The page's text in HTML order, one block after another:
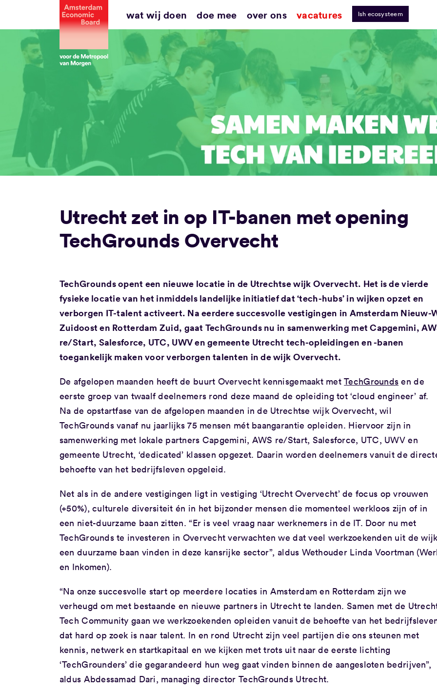
inhoud
wat wij doen doe mee over ons vacatures lsh ecosysteem
Utrecht zet in op IT-banen met opening
TechGrounds Overvecht
TechGrounds opent een nieuwe locatie in de Utrechtse wijk Overvecht. Het is de vierde
fysieke locatie van het inmiddels landelijke initiatief dat ‘tech-hubs’ in wijken opzet en
verborgen IT-talent activeert. Na eerdere succesvolle vestigingen in Amsterdam Nieuw-
Zuidoost en Rotterdam Zuid, gaat TechGrounds nu in samenwerking met Capgemini,
re/Start, Salesforce, UTC, UWV en gemeente Utrecht tech-opleidingen en -banen
toegankelijk maken voor verborgen talenten in de wijk Overvecht.
De afgelopen maanden heeft de buurt Overvecht kennisgemaakt metTechGrounds en de
eerste groep van twaalf deelnemers rond deze maand de opleiding tot ‘cloud engineer’ af.
Na de opstartfase van de afgelopen maanden in de Utrechtse wijk Overvecht, wil
TechGrounds vanaf nu jaarlijks 75 mensen mét baangarantie opleiden. Hiervoor zijn in
samenwerking met lokale partners Capgemini, AWS re/Start, Salesforce, UTC, UWV en
gemeente Utrecht, ‘dedicated’ klassen opgezet. Daarin worden deelnemers vanuit de
behoefte van het bedrijfsleven opgeleid.
Net als in de andere vestigingen ligt in vestiging ‘Utrecht Overvecht’ de focus op vrouwen
(+50%), culturele diversiteit én in het bijzonder mensen die momenteel werkloos zijn of in
een niet-duurzame baan zitten. “Er is veel vraag naar werknemers in de IT. Door nu met
TechGrounds te investeren in Overvecht verwachten we dat veel werkzoekenden uit de wijk
een duurzame baan vinden in deze kansrijke sector”, aldus Wethouder Linda Voortman
en Inkomen).
“Na onze succesvolle start op meerdere locaties in Amsterdam en Rotterdam zijn we
verheugd om met bestaande en nieuwe partners in Utrecht te landen. Samen met de
Tech Community gaan we werkzoekenden opleiden vanuit de behoefte van het
dat hard op zoek is naar talent. In en rond Utrecht zijn veel partijen die ons steunen met
kennis, netwerk en startkapitaal en we kijken met trots uit naar de eerste lichting
‘TechGrounders’ die gegarandeerd hun weg gaat vinden binnen de aangesloten bedrijven”,
aldus Abdessamad Dari, managing director TechGrounds Utrecht.